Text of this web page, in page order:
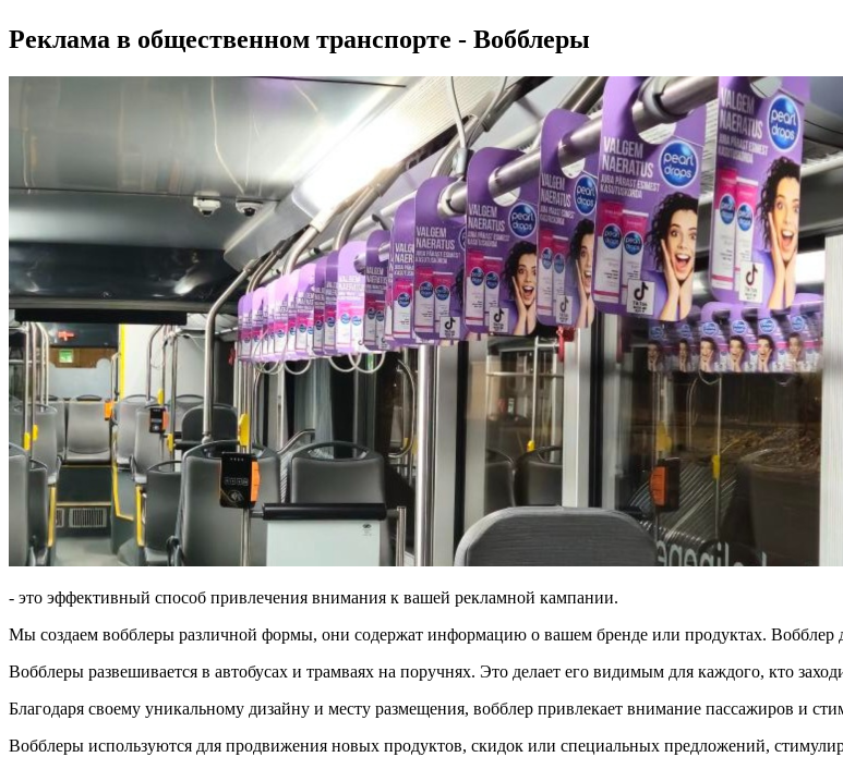
Реклама в общественном транспорте - Вобблеры
- это эффективный способ привлечения внимания к вашей рекламной кампании.
Мы создаем вобблеры различной формы, они содержат информацию о вашем бренде или продуктах. Вобблер
Вобблеры развешивается в автобусах и трамваях на поручнях. Это делает его видимым для каждого, кто
Благодаря своему уникальному дизайну и месту размещения, вобблер привлекает внимание пассажиров и
Вобблеры используются для продвижения новых продуктов, скидок или специальных предложений,